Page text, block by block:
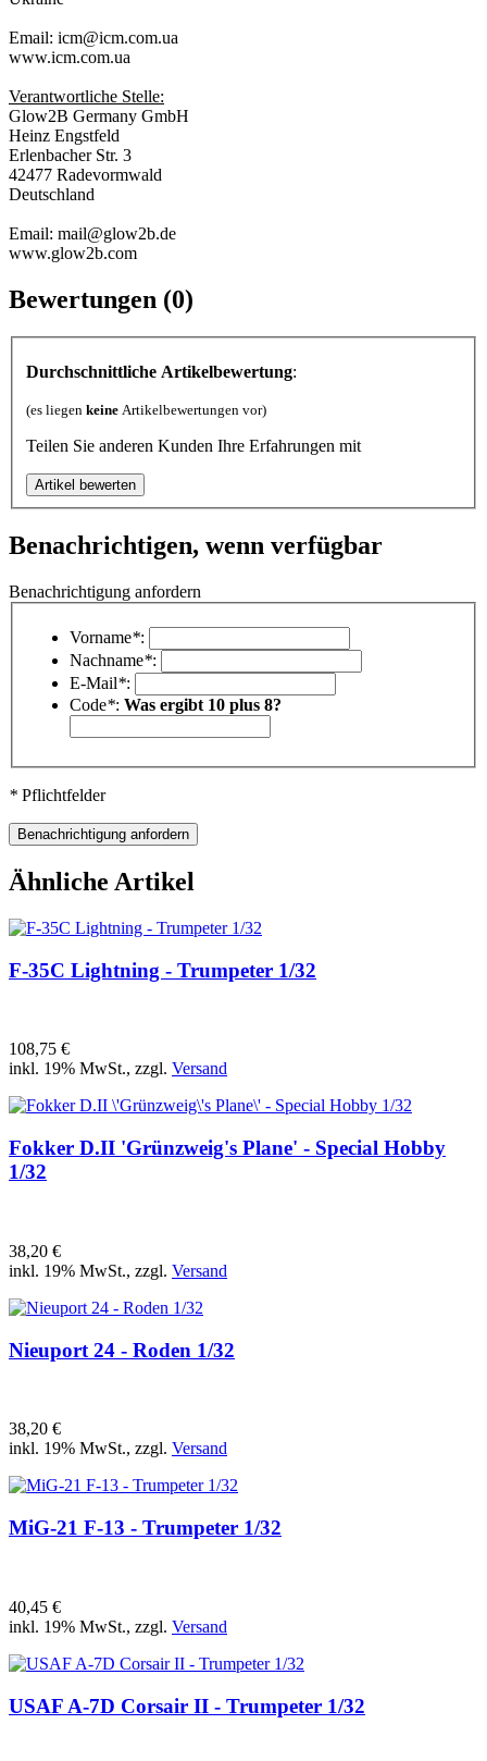
Email: icm@icm.com.ua
www.icm.com.ua
Verantwortliche Stelle:
Glow2B Germany GmbH
Heinz Engstfeld
Erlenbacher Str. 3
42477 Radevormwald
Deutschland
Email: mail@glow2b.de
www.glow2b.com
Bewertungen (0)
Durchschnittliche Artikelbewertung:
(es liegen keine Artikelbewertungen vor)
Teilen Sie anderen Kunden Ihre Erfahrungen mit
Benachrichtigen, wenn verfügbar
Benachrichtigung anfordern
Vorname*:
Nachname*:
E-Mail*:
Code*: Was ergibt 10 plus 8?
* Pflichtfelder
Ähnliche Artikel
F-35C Lightning - Trumpeter 1/32
108,75 €
inkl. 19% MwSt., zzgl. Versand
Fokker D.II 'Grünzweig's Plane' - Special Hobby
1/32
38,20 €
inkl. 19% MwSt., zzgl. Versand
Nieuport 24 - Roden 1/32
38,20 €
inkl. 19% MwSt., zzgl. Versand
MiG-21 F-13 - Trumpeter 1/32
40,45 €
inkl. 19% MwSt., zzgl. Versand
USAF A-7D Corsair II - Trumpeter 1/32